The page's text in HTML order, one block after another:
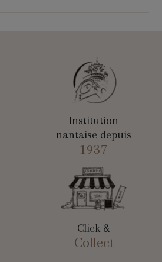
Institution
nantaise depuis
1937
Click &
Collect